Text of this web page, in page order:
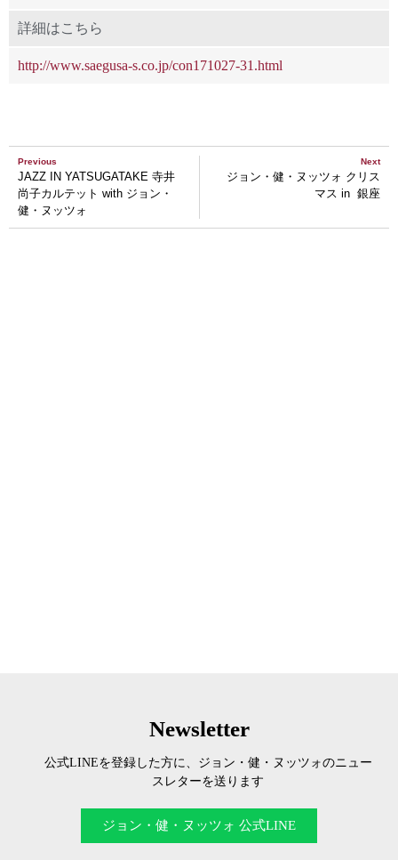
詳細はこちら
http://www.saegusa-s.co.jp/con171027-31.html
Previous
JAZZ IN YATSUGATAKE 寺井
尚子カルテット with ジョン・
健・ヌッツォ
Next
ジョン・健・ヌッツォ クリス
マス in 銀座
Newsletter
公式LINEを登録した方に、ジョン・健・ヌッツォのニュー
スレターを送ります
ジョン・健・ヌッツォ 公式LINE